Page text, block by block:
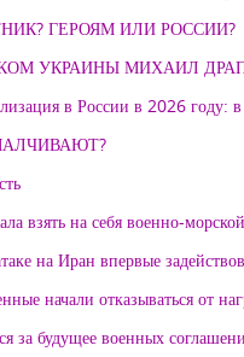
ГЕРОЯМ ИЛИ РОССИИ?
УКРАИНЫ МИХАИЛ
в России в 2026 году: в
взять на себя военно-
на Иран впервые
начали отказываться от
за будущее военных